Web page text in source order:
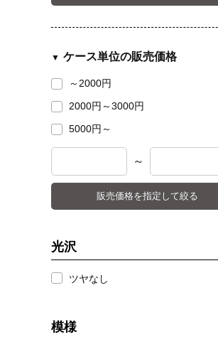
ケース単位の販売価格
～2000円
2000円～3000円
5000円～
～
販売価格を指定して絞る
光沢
ツヤなし
模様